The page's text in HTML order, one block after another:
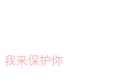
我来保护你